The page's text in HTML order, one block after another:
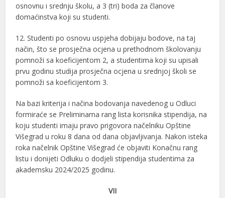
osnovnu i srednju školu, a 3 (tri) boda za članove
domaćinstva koji su studenti.
12. Studenti po osnovu uspjeha dobijaju bodove, na taj
način, što se prosječna ocjena u prethodnom školovanju
pomnoži sa koeficijentom 2, a studentima koji su upisali
prvu godinu studija prosječna ocjena u srednjoj školi se
pomnoži sa koeficijentom 3.
Na bazi kriterija i načina bodovanja navedenog u Odluci
formiraće se Preliminarna rang lista korisnika stipendija, na
koju studenti imaju pravo prigovora načelniku Opštine
Višegrad u roku 8 dana od dana objavljivanja. Nakon isteka
roka načelnik Opštine Višegrad će objaviti Konačnu rang
listu i donijeti Odluku o dodjeli stipendija studentima za
akademsku 2024/2025 godinu.
VII